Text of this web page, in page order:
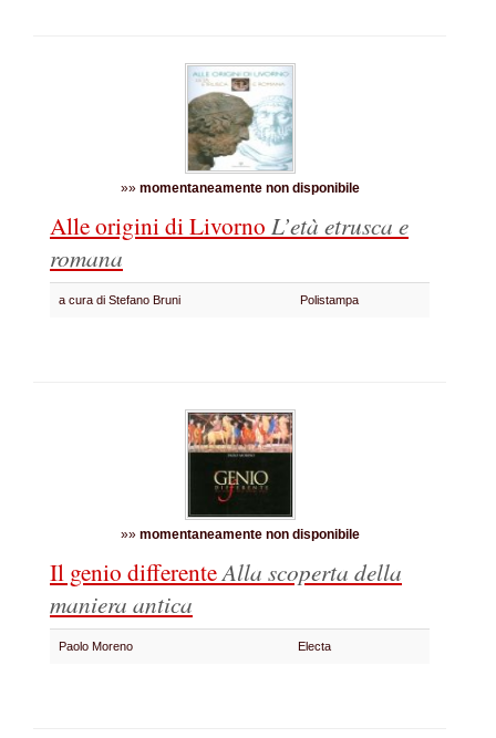
»» momentaneamente non disponibile
Alle origini di Livorno L’età etrusca e
romana
a cura di Stefano Bruni Polistampa
»» momentaneamente non disponibile
Il genio differenteAlla scoperta della
maniera antica
Paolo Moreno Electa